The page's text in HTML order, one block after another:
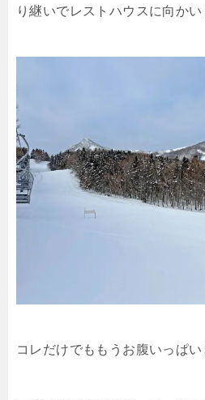
り継いでレストハウスに向かい
コレだけでももうお腹いっぱい